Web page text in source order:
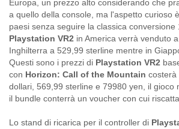
Europa, un prezzo alto considerando che
a quello della console, ma l'aspetto curioso
paesi senza seguire la classica conversione
Playstation VR2 in America verrà venduto
Inghilterra a 529,99 sterline mentre in
Questi sono i prezzi di Playstation VR2
con Horizon: Call of the Mountain costerà
dollari, 569,99 sterline e 79980 yen, il gioco
il bundle conterrà un voucher con cui
Lo stand di ricarica per il controller di